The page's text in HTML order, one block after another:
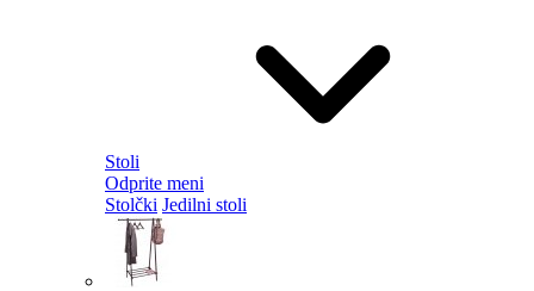
Stoli
Odprite meni
Stolčki Jedilni stoli